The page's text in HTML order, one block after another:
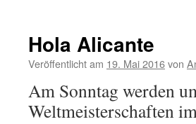
Hola Alicante
Veröffentlicht am 19. Mai 2016von
Am Sonntag werden
Weltmeisterschaften